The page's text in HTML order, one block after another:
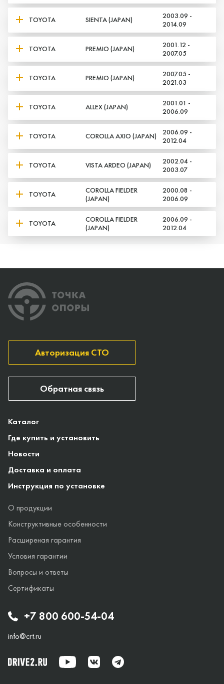
TOYOTA SIENTA (JAPAN)
2003.09 -
2014.09
TOYOTA PREMIO (JAPAN)
2001.12 -
2007.05
TOYOTA PREMIO (JAPAN)
2007.05 -
2021.03
TOYOTA ALLEX (JAPAN)
2001.01 -
2006.09
TOYOTA COROLLA AXIO (JAPAN)
2006.09 -
2012.04
TOYOTA VISTA ARDEO (JAPAN)
2002.04 -
2003.07
TOYOTA
COROLLA FIELDER
(JAPAN)
2000.08 -
2006.09
TOYOTA
COROLLA FIELDER
(JAPAN)
2006.09 -
2012.04
+7 800 600-54-04
info@crt.ru
Каталог
Где купить и установить
Новости
Доставка и оплата
Инструкция по установке
О продукции
Конструктивные особенности
Расширеная гарантия
Условия гарантии
Вопросы и ответы
Сертификаты
Авторизация СТО
Обратная связь